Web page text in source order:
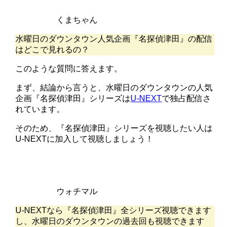
くまちゃん
水曜日のダウンタウン人気企画『名探偵津田』の配信
はどこで見れるの？
このような質問に答えます。
まず、結論から言うと、水曜日のダウンタウンの人気
企画『名探偵津田』シリーズはU-NEXTで独占配信さ
れています。
そのため、『名探偵津田』シリーズを視聴したい人は
U-NEXTに加入して視聴しましょう！
ウォチマル
U-NEXTなら『名探偵津田』全シリーズ視聴できます
し、水曜日のダウンタウンの過去回も視聴できます